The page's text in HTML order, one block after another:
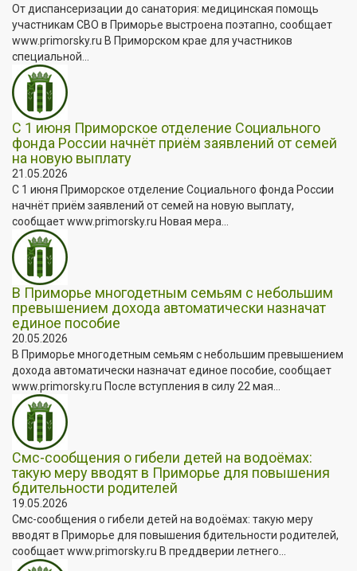
От диспансеризации до санатория: медицинская помощь
участникам СВО в Приморье выстроена поэтапно, сообщает
www.primorsky.ru В Приморском крае для участников
специальной...
С 1 июня Приморское отделение Социального
фонда России начнёт приём заявлений от семей
на новую выплату
21.05.2026
С 1 июня Приморское отделение Социального фонда России
начнёт приём заявлений от семей на новую выплату,
сообщает www.primorsky.ru Новая мера...
В Приморье многодетным семьям с небольшим
превышением дохода автоматически назначат
единое пособие
20.05.2026
В Приморье многодетным семьям с небольшим превышением
дохода автоматически назначат единое пособие, сообщает
www.primorsky.ru После вступления в силу 22 мая...
Смс-сообщения о гибели детей на водоёмах:
такую меру вводят в Приморье для повышения
бдительности родителей
19.05.2026
Смс-сообщения о гибели детей на водоёмах: такую меру
вводят в Приморье для повышения бдительности родителей,
сообщает www.primorsky.ru В преддверии летнего...